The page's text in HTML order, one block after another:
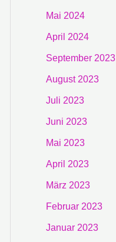
Mai 2024
April 2024
September 2023
August 2023
Juli 2023
Juni 2023
Mai 2023
April 2023
März 2023
Februar 2023
Januar 2023